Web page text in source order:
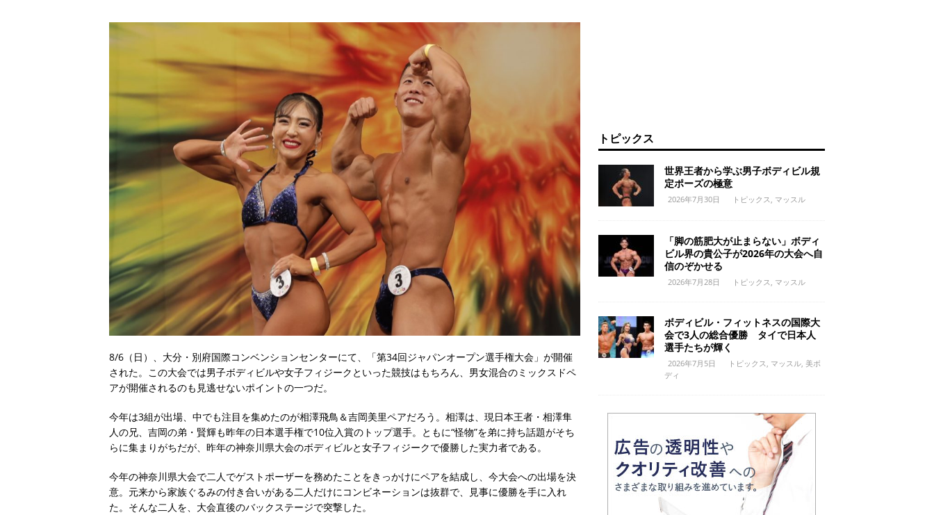
8/6（日）、大分・別府国際コンベンションセンターにて、「第34回ジャパンオープン選手権大会」が開催
された。この大会では男子ボディビルや女子フィジークといった競技はもちろん、男女混合のミックスドペ
アが開催されるのも見逃せないポイントの一つだ。
今年は3組が出場、中でも注目を集めたのが相澤飛鳥＆吉岡美里ペアだろう。相澤は、現日本王者・相澤隼
人の兄、吉岡の弟・賢輝も昨年の日本選手権で10位入賞のトップ選手。ともに“怪物”を弟に持ち話題がそち
らに集まりがちだが、昨年の神奈川県大会のボディビルと女子フィジークで優勝した実力者である。
今年の神奈川県大会で二人でゲストポーザーを務めたことをきっかけにペアを結成し、今大会への出場を決
意。元来から家族ぐるみの付き合いがある二人だけにコンビネーションは抜群で、見事に優勝を手に入れ
た。そんな二人を、大会直後のバックステージで突撃した。
トピックス
世界王者から学ぶ男子ボディビル規
定ポーズの極意
2026年7月30日 トピックス マッスル
「脚の筋肥大が止まらない」ボディ
ビル界の貴公子が2026年の大会へ自
信のぞかせる
2026年7月28日 トピックス マッスル
ボディビル・フィットネスの国際大
会で3人の総合優勝 タイで日本人
選手たちが輝く
2026年7月5日 トピックス マッスル, 美ボ
ディ